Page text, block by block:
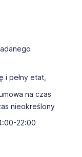
i pełny etat,
na czas
nieokreślony
22:00